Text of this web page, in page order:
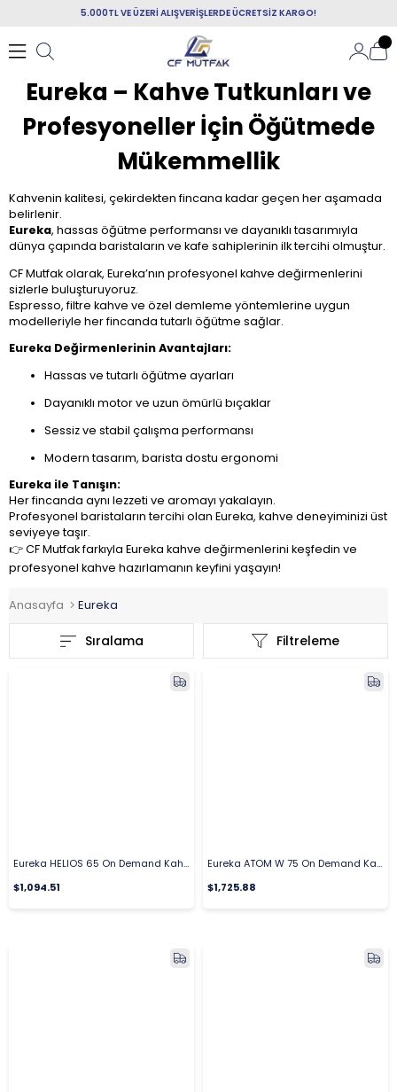
5.000TL VE ÜZERİ ALIŞVERİŞLERDE ÜCRETSİZ KARGO!
Eureka – Kahve Tutkunları ve
Profesyoneller İçin Öğütmede
Mükemmellik
Kahvenin kalitesi, çekirdekten fincana kadar geçen her aşamada
belirlenir.
Eureka, hassas öğütme performansı ve dayanıklı tasarımıyla
dünya çapında baristaların ve kafe sahiplerinin ilk tercihi olmuştur.
CF Mutfak olarak, Eureka’nın profesyonel kahve değirmenlerini
sizlerle buluşturuyoruz.
Espresso, filtre kahve ve özel demleme yöntemlerine uygun
modelleriyle her fincanda tutarlı öğütme sağlar.
Eureka Değirmenlerinin Avantajları:
Hassas ve tutarlı öğütme ayarları
Dayanıklı motor ve uzun ömürlü bıçaklar
Sessiz ve stabil çalışma performansı
Modern tasarım, barista dostu ergonomi
Eureka ile Tanışın:
Her fincanda aynı lezzeti ve aromayı yakalayın.
Profesyonel baristaların tercihi olan Eureka, kahve deneyiminizi üst
seviyeye taşır.
👉 CF Mutfak farkıyla Eureka kahve değirmenlerini keşfedin ve
profesyonel kahve hazırlamanın keyfini yaşayın!
Anasayfa Eureka
Filtreleme
Sıralama
Eureka HELIOS 65 On Demand Kahve Değirmeni, 65 mm Sarı
$1,094.51
Eureka ATOM W 75 On Demand Kahve Değirmeni 75 mm
$1,725.88